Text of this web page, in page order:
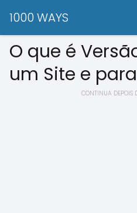
1000 WAYS
O que é
um Site e
CONTINUA DEPOIS